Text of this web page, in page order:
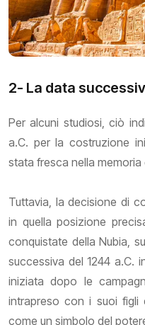
2- La data
Per alcuni studiosi, ciò
a.C. per la costruzione
stata fresca nella
Tuttavia, la decisione di
in quella posizione
conquistate della Nubia,
successiva del 1244 a.C.
iniziata dopo le
intrapreso con i suoi
come un simbolo del